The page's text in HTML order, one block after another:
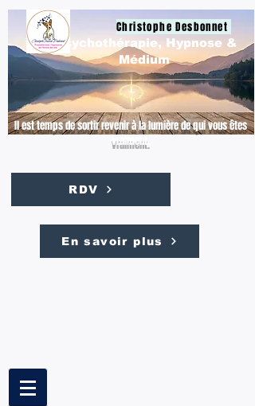
Christophe Desbonnet
Il est temps de sortir revenir à la lumière de qui vous êtes
vraiment.
Psychothérapie, Hypnose &
Médium
RDV
En savoir plus